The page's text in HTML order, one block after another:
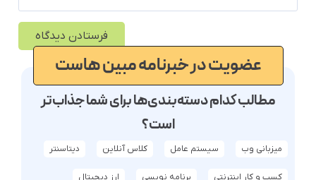
عضویت در خبرنامه مبین هاست
مطالب کدام دسته‌بندی‌ها برای شما جذاب‌تر
است؟
میزبانی وب سیستم عامل کلاس آنلاین دیتاسنتر
کسب و کار اینترنتی برنامه نویسی ارز دیجیتال